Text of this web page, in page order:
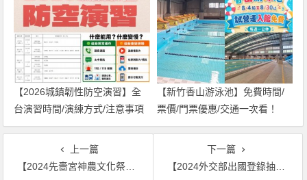
【2026城鎮韌性防空演習】全
台演習時間/演練方式/注意事項
一次看！
【新竹香山游泳池】免費時間/
票價/門票優惠/交通一次看！
上一篇
【2024先嗇宮神農文化祭】遶境時間/路線圖/無人機煙火/活動日程表整理
下一篇
【2024外交部出國登錄抽獎】登錄教學/LINE好友帳號一次看，旅遊補助最高5000元！